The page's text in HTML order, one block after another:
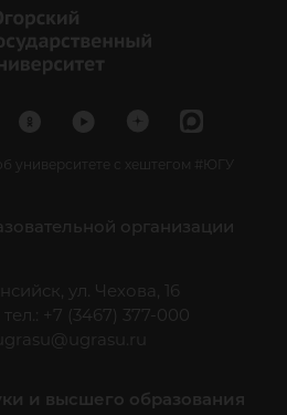
университете с хештегом #ЮГУ
организации
ул. Чехова, 16
+7 (3467) 377-000
и высшего образования